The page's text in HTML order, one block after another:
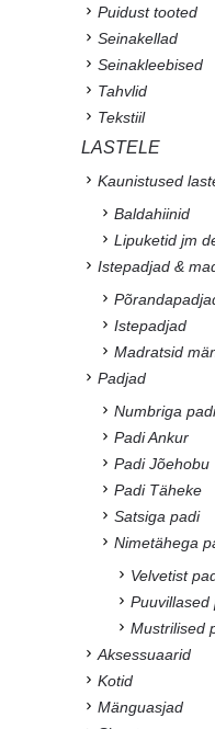
Pleed
Sinu koju
Loe edasi
õpetajale?
Loe edasi
JÄLG MEID
Facebook